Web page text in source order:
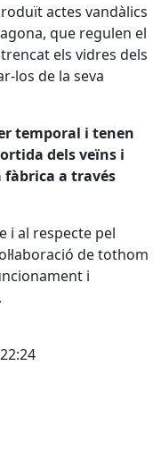
actes vandàlics
que regulen el
els vidres dels
los de la seva
temporal i tenen
dels veïns i
fàbrica a través
i al respecte pel
de tothom
i